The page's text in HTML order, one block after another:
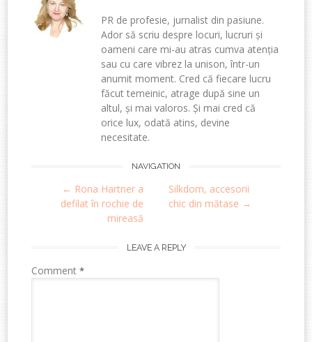
PR de profesie, jurnalist din pasiune.
Ador să scriu despre locuri, lucruri și
oameni care mi-au atras cumva atenția
sau cu care vibrez la unison, într-un
anumit moment. Cred că fiecare lucru
făcut temeinic, atrage după sine un
altul, și mai valoros. Și mai cred că
orice lux, odată atins, devine
necesitate.
navigation
NAVIGATION
← Rona Hartner a
defilat în rochie de
mireasă
Silkdom, accesorii
chic din mătase →
LEAVE A REPLY
Comment*